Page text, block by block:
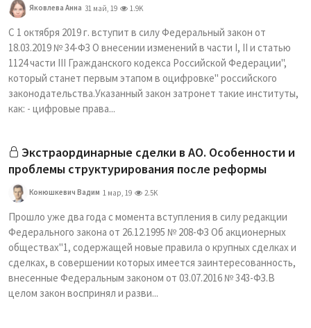
Яковлева Анна 31 май, 19 1.9K
С 1 октября 2019 г. вступит в силу Федеральный закон от
18.03.2019 № 34-ФЗ О внесении изменений в части I, II и статью
1124 части III Гражданского кодекса Российской Федерации",
который станет первым этапом в оцифровке" российского
законодательства.Указанный закон затронет такие институты,
как: - цифровые права...
Экстраординарные сделки в АО. Особенности и
проблемы структурирования после реформы
Конюшкевич Вадим 1 мар, 19 2.5K
Прошло уже два года с момента вступления в силу редакции
Федерального закона от 26.12.1995 № 208-ФЗ Об акционерных
обществах"1, содержащей новые правила о крупных сделках и
сделках, в совершении которых имеется заинтересованность,
внесенные Федеральным законом от 03.07.2016 № 343-ФЗ.В
целом закон воспринял и разви...